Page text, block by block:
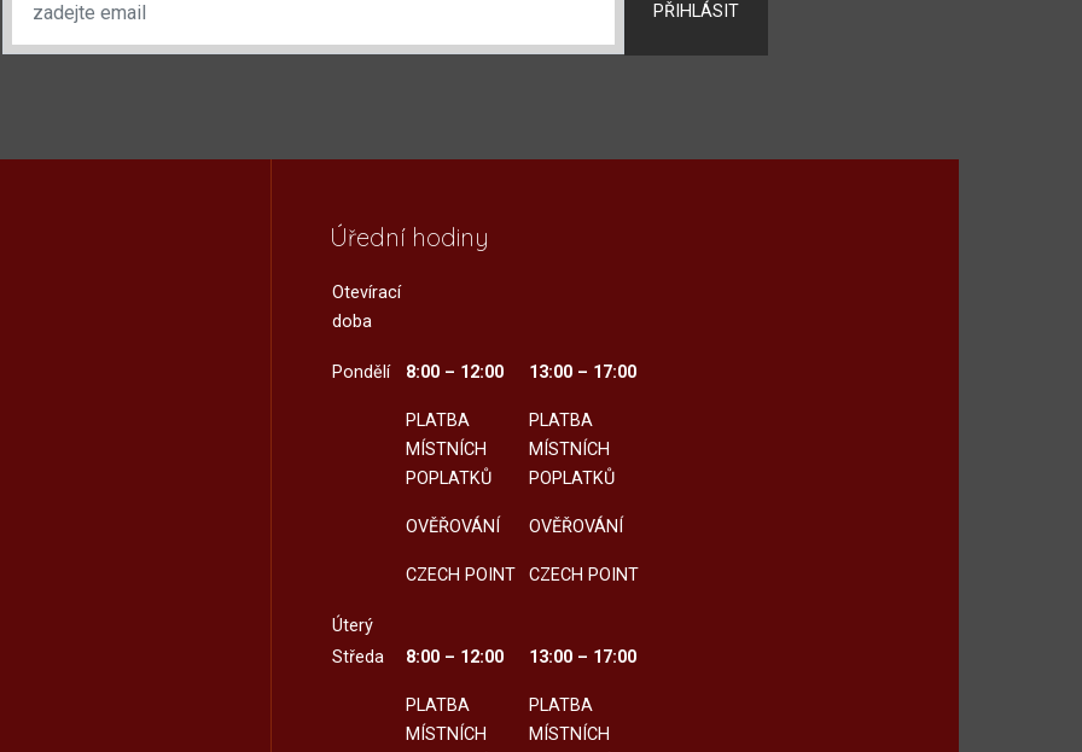
PŘIHLÁSIT
Úřední hodiny
Otevírací
doba
Pondělí 8:00 – 12:00
PLATBA
MÍSTNÍCH
POPLATKŮ
OVĚŘOVÁNÍ
CZECH POINT
13:00 – 17:00
PLATBA
MÍSTNÍCH
POPLATKŮ
OVĚŘOVÁNÍ
CZECH POINT
Úterý
Středa
8:00 – 12:00
PLATBA
MÍSTNÍCH
13:00 – 17:00
PLATBA
MÍSTNÍCH